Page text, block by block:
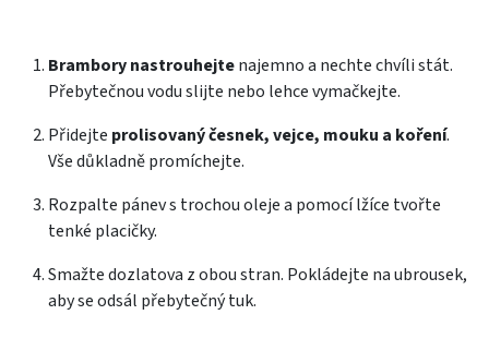
Brambory nastrouhejtenajemno a nechte chvíli stát.
Přebytečnou vodu slijte nebo lehce vymačkejte.
Přidejte prolisovaný česnek, vejce, mouku a koření.
Vše důkladně promíchejte.
Rozpalte pánev s trochou oleje a pomocí lžíce tvořte
tenké placičky.
Smažte dozlatova z obou stran. Pokládejte na ubrousek,
aby se odsál přebytečný tuk.